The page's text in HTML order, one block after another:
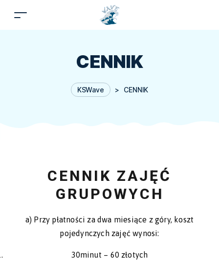
CENNIK
KSWave > CENNIK
CENNIK ZAJĘĆ
GRUPOWYCH
a) Przy płatności za dwa miesiące z góry, koszt
pojedynczych zajęć wynosi:
30minut – 60 złotych